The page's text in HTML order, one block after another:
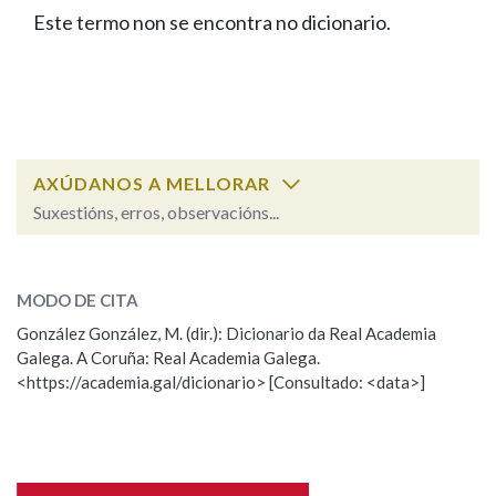
FIGURAS HOMENAXEADAS
PORTAL DAS PALABRAS
Facebook
TwitterYoutubeInstagram
Bluesky
BUSCAR NOS LEMAS
Remata por
BUSCAR NO CONTIDO
Nas definicións
Este termo non se encontra no dicionario.
AXÚDANOS A MELLORAR
Suxestións, erros, observacións...
Observación
Nome
MODO DE CITA
González González, M. (dir.): Dicionario da Real Academia
Galega. A Coruña: Real Academia Galega.
<https://academia.gal/dicionario> [Consultado: <data>]